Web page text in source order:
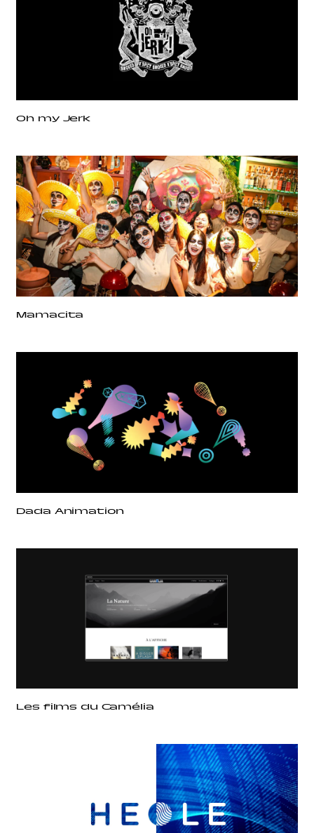
Oh my Jerk
Mamacita
Dada Animation
Les films du Camélia